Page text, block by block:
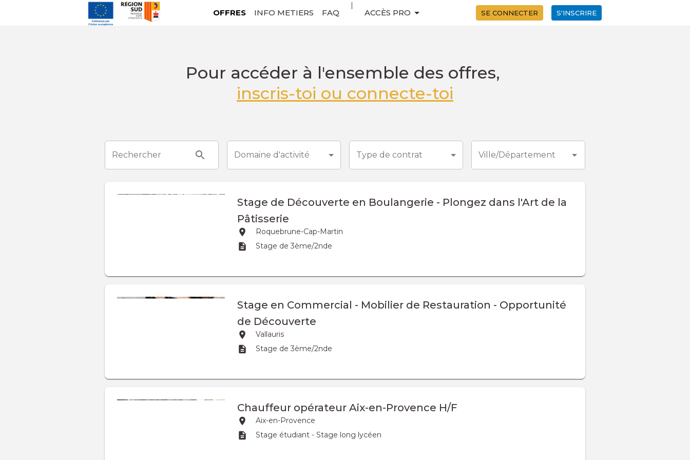
OFFRES INFO METIERS FAQ ACCÈS PRO SE CONNECTER S'INSCRIRE
Pour accéder à l'ensemble des offres,
inscris-toi ou connecte-toi
Rechercher Domaine d'activité Type de contrat Ville/Département
Stage de Découverte en Boulangerie - Plongez dans l'Art de la
Pâtisserie
Roquebrune-Cap-Martin
Stage de 3ème/2nde
Stage en Commercial - Mobilier de Restauration - Opportunité
de Découverte
Vallauris
Stage de 3ème/2nde
Chauffeur opérateur Aix-en-Provence H/F
Aix-en-Provence
Stage étudiant - Stage long lycéen